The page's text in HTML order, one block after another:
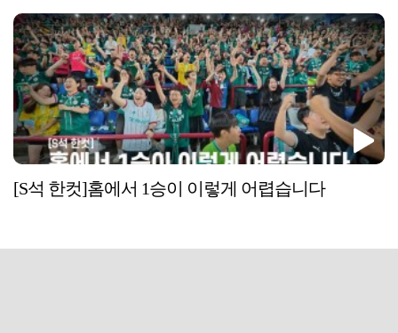
[S석 한컷]홈에서 1승이 이렇게 어렵습니다